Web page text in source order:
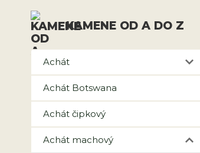
KAMENE OD A DO Z
Achát
Achát Botswana
Achát čipkový
Achát machový